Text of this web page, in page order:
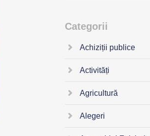
Categorii
Achiziții publice
Activități
Agricultură
Alegeri